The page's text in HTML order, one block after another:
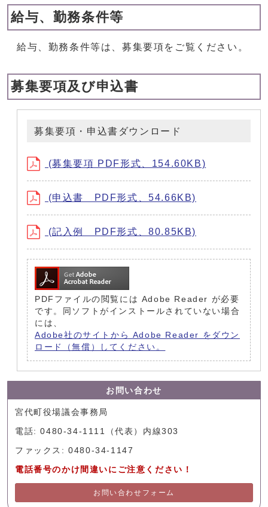
給与、勤務条件等
給与、勤務条件等は、募集要項をご覧ください。
募集要項及び申込書
募集要項・申込書ダウンロード
(募集要項 PDF形式、154.60KB)
(申込書 PDF形式、54.66KB)
(記入例 PDF形式、80.85KB)
PDFファイルの閲覧には Adobe Reader が必要
です。同ソフトがインストールされていない場合
には、
Adobe社のサイトから Adobe Reader をダウン
ロード（無償）してください。
お問い合わせ
宮代町役場議会事務局
電話: 0480-34-1111（代表）内線303
ファックス: 0480-34-1147
電話番号のかけ間違いにご注意ください！
お問い合わせフォーム